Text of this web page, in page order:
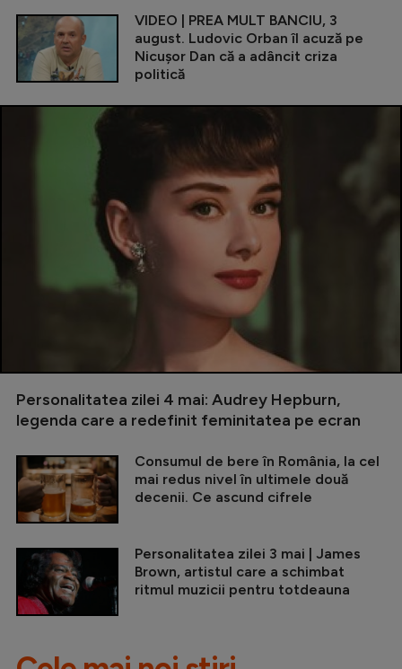
VIDEO | PREA MULT BANCIU, 3
august. Ludovic Orban îl acuză pe
Nicușor Dan că a adâncit criza
politică
Personalitatea zilei 4 mai: Audrey Hepburn,
legenda care a redefinit feminitatea pe ecran
Consumul de bere în România, la cel
mai redus nivel în ultimele două
decenii. Ce ascund cifrele
Personalitatea zilei 3 mai | James
Brown, artistul care a schimbat
ritmul muzicii pentru totdeauna